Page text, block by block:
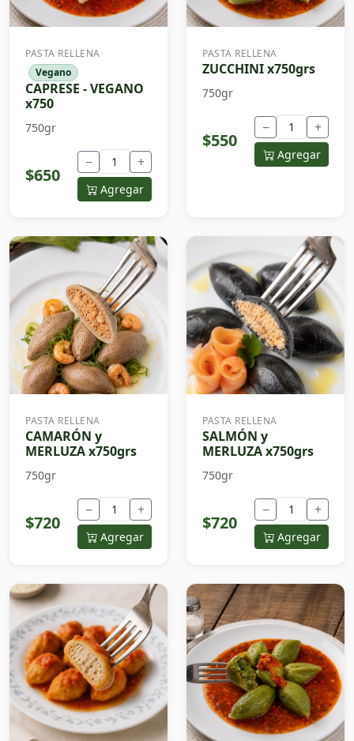
PASTA RELLENA
Vegano
CAPRESE - VEGANO
x750
750gr
$650
− +
Agregar
PASTA RELLENA
ZUCCHINI x750grs
750gr
$550
− +
Agregar
PASTA RELLENA
CAMARÓN y
MERLUZA x750grs
750gr
$720
− +
Agregar
PASTA RELLENA
SALMÓN y
MERLUZA x750grs
750gr
$720
− +
Agregar